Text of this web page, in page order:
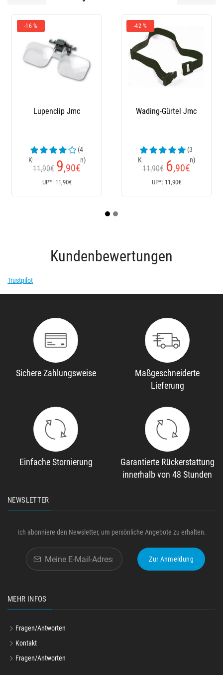
Lupenclip Jmc
(4
Kundenrezensionen)
11,90€ 9,90€
UP*: 11,90€
Wading-Gürtel Jmc
(3
Kundenrezensionen)
11,90€ 6,90€
UP*: 11,90€
Kundenbewertungen
Trustpilot
Sichere Zahlungsweise
Maßgeschneiderte
Lieferung
Einfache Stornierung
Garantierte Rückerstattung
innerhalb von 48 Stunden
NEWSLETTER
Ich abonniere den Newsletter, um persönliche Angebote zu erhalten.
Zur Anmeldung
MEHR INFOS
Fragen/Antworten
Kontakt
Fragen/Antworten